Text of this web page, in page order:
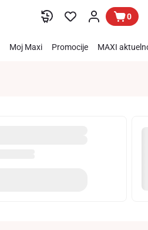
0
Moj Maxi Promocije MAXI